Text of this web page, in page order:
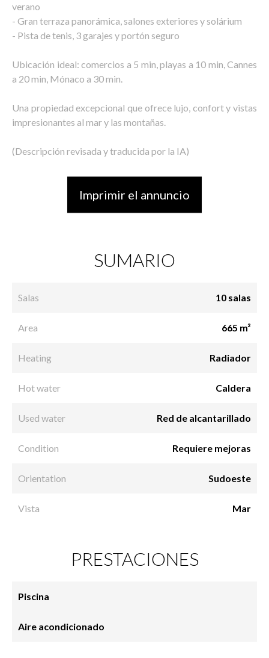
verano
- Gran terraza panorámica, salones exteriores y solárium
- Pista de tenis, 3 garajes y portón seguro
Ubicación ideal: comercios a 5 min, playas a 10 min, Cannes
a 20 min, Mónaco a 30 min.
Una propiedad excepcional que ofrece lujo, confort y vistas
impresionantes al mar y las montañas.
(Descripción revisada y traducida por la IA)
Imprimir el annuncio
SUMARIO
Salas 10 salas
Area 665 m²
Heating Radiador
Hot water Caldera
Used water Red de alcantarillado
Condition Requiere mejoras
Orientation Sudoeste
Vista Mar
PRESTACIONES
Piscina
Aire acondicionado